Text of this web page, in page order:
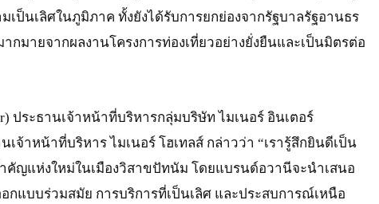
ป็นเลิศในภูมิภาค ทั้งยังได้รับการยกย่องจากรัฐบาลรัฐอานธร
ากมายจากผลงานโครงการท่องเที่ยวอย่างยั่งยืนและเป็นมิตรต่อ
ประธานเจ้าหน้าที่บริหารกลุ่มบริษัท ไมเนอร์ อินเตอร์
จ้าหน้าที่บริหาร ไมเนอร์ โฮเทลส์ กล่าวว่า “เรารู้สึกยินดีเป็น
คัญแห่งใหม่ในเมืองวิสาขปัทนัม โดยแบรนด์อวานีจะนำเสนอ
กแบบร่วมสมัย การบริการที่เป็นเลิศ และประสบการณ์เหนือ